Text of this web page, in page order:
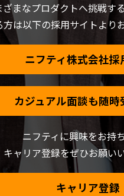
ざまなプロダクトへ挑戦する
方は以下の採用サイトより
ニフティ株式会社採
カジュアル面談も随時
ニフティに興味をお持
キャリア登録をぜひお願い
キャリア登録